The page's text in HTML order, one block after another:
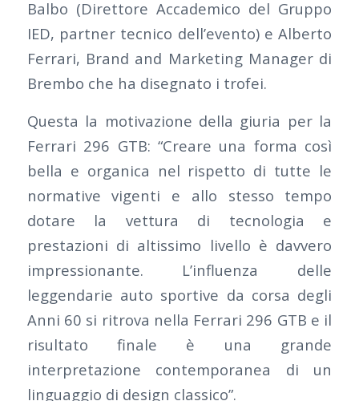
Balbo (Direttore Accademico del Gruppo
IED, partner tecnico dell’evento) e Alberto
Ferrari, Brand and Marketing Manager di
Brembo che ha disegnato i trofei.
Questa la motivazione della giuria per la
Ferrari 296 GTB: “Creare una forma così
bella e organica nel rispetto di tutte le
normative vigenti e allo stesso tempo
dotare la vettura di tecnologia e
prestazioni di altissimo livello è davvero
impressionante. L’influenza delle
leggendarie auto sportive da corsa degli
Anni 60 si ritrova nella Ferrari 296 GTB e il
risultato finale è una grande
interpretazione contemporanea di un
linguaggio di design classico”.